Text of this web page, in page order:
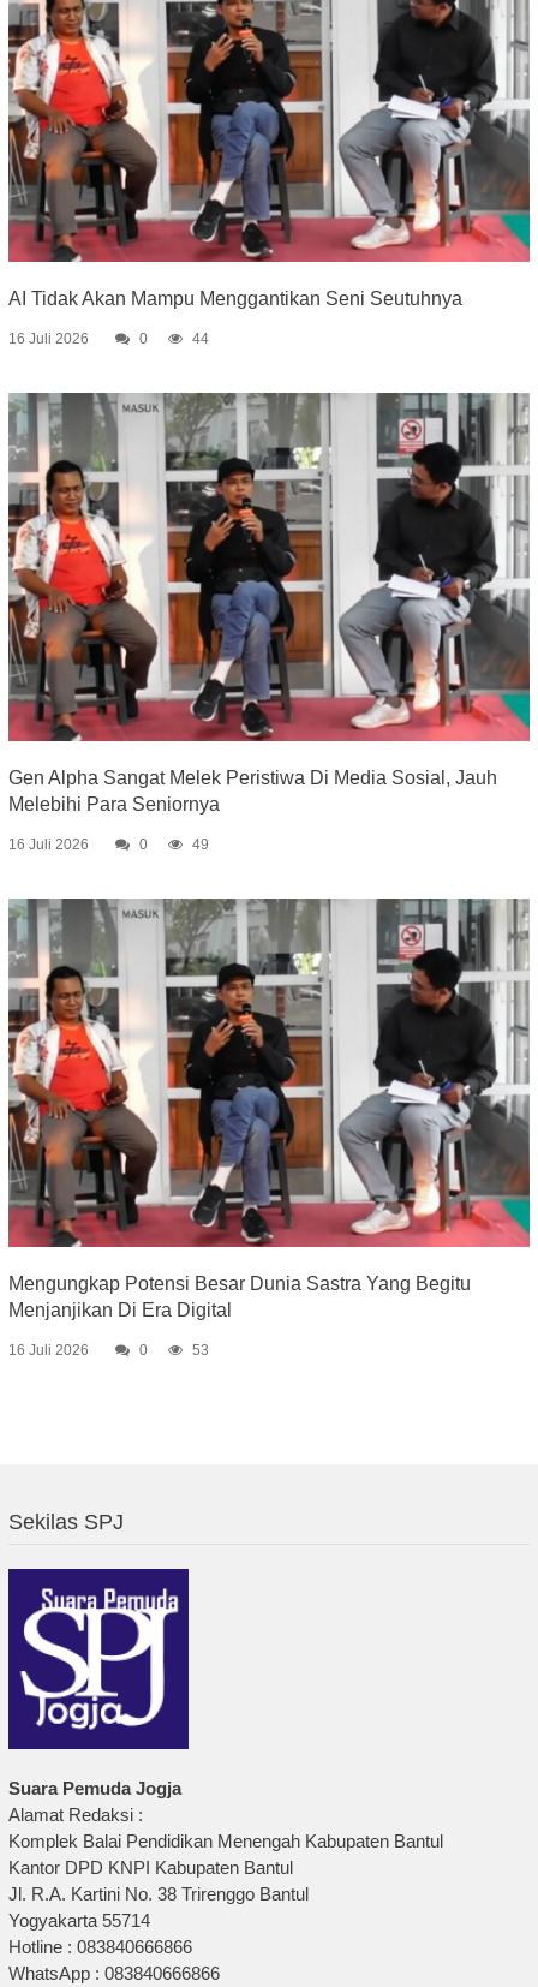
AI Tidak Akan Mampu Menggantikan Seni Seutuhnya
16 Juli 2026 0 44
Gen Alpha Sangat Melek Peristiwa Di Media Sosial, Jauh
Melebihi Para Seniornya
16 Juli 2026 0 49
Mengungkap Potensi Besar Dunia Sastra Yang Begitu
Menjanjikan Di Era Digital
16 Juli 2026 0 53
Sekilas SPJ
Suara Pemuda Jogja
Alamat Redaksi :
Komplek Balai Pendidikan Menengah Kabupaten Bantul
Kantor DPD KNPI Kabupaten Bantul
Jl. R.A. Kartini No. 38 Trirenggo Bantul
Yogyakarta 55714
Hotline : 083840666866
WhatsApp : 083840666866